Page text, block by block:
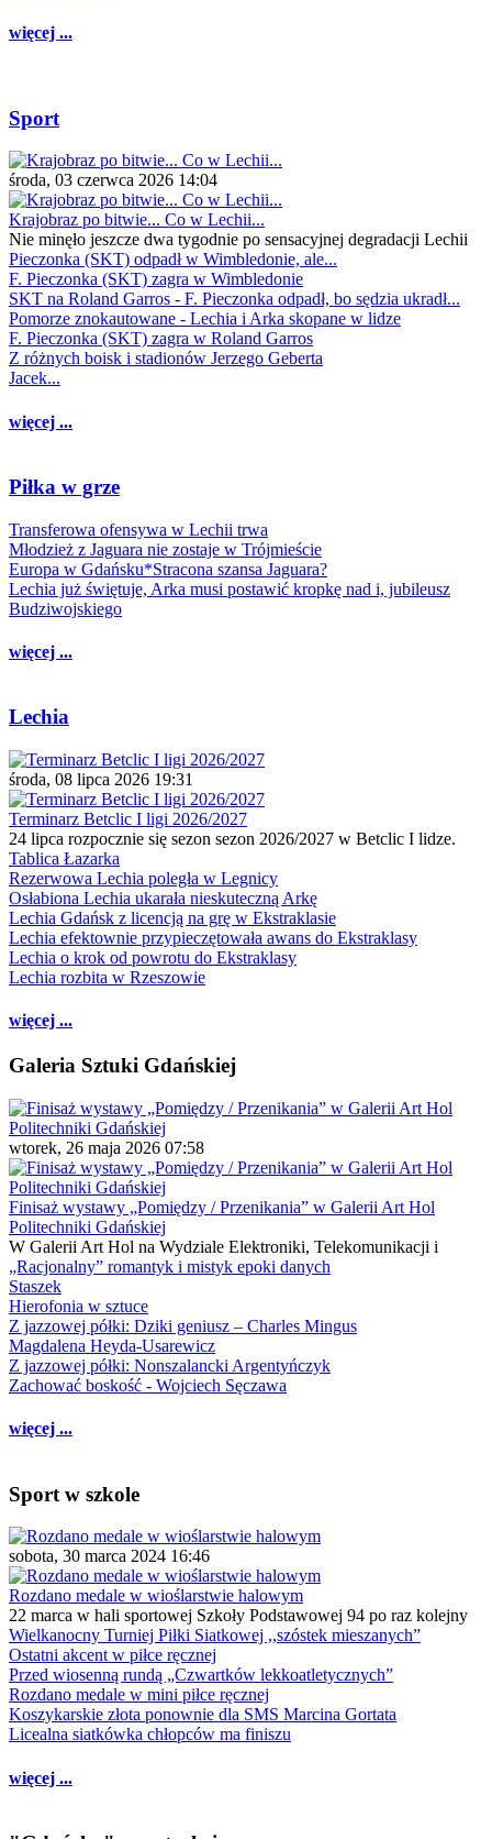
więcej ...
Sport
środa, 03 czerwca 2026 14:04
Krajobraz po bitwie... Co w Lechii...
Nie minęło jeszcze dwa tygodnie po sensacyjnej degradacji Lechii
Pieczonka (SKT) odpadł w Wimbledonie, ale...
F. Pieczonka (SKT) zagra w Wimbledonie
SKT na Roland Garros - F. Pieczonka odpadł, bo sędzia ukradł...
Pomorze znokautowane - Lechia i Arka skopane w lidze
F. Pieczonka (SKT) zagra w Roland Garros
Z różnych boisk i stadionów Jerzego Geberta
Jacek...
więcej ...
Piłka w grze
Transferowa ofensywa w Lechii trwa
Młodzież z Jaguara nie zostaje w Trójmieście
Europa w Gdańsku*Stracona szansa Jaguara?
Lechia już świętuje, Arka musi postawić kropkę nad i, jubileusz
Budziwojskiego
więcej ...
Lechia
środa, 08 lipca 2026 19:31
Terminarz Betclic I ligi 2026/2027
24 lipca rozpocznie się sezon sezon 2026/2027 w Betclic I lidze.
Tablica Łazarka
Rezerwowa Lechia poległa w Legnicy
Osłabiona Lechia ukarała nieskuteczną Arkę
Lechia Gdańsk z licencją na grę w Ekstraklasie
Lechia efektownie przypieczętowała awans do Ekstraklasy
Lechia o krok od powrotu do Ekstraklasy
Lechia rozbita w Rzeszowie
więcej ...
Galeria Sztuki Gdańskiej
wtorek, 26 maja 2026 07:58
Finisaż wystawy „Pomiędzy / Przenikania” w Galerii Art Hol
Politechniki Gdańskiej
W Galerii Art Hol na Wydziale Elektroniki, Telekomunikacji i
„Racjonalny” romantyk i mistyk epoki danych
Staszek
Hierofonia w sztuce
Z jazzowej półki: Dziki geniusz – Charles Mingus
Magdalena Heyda-Usarewicz
Z jazzowej półki: Nonszalancki Argentyńczyk
Zachować boskość - Wojciech Sęczawa
więcej ...
Sport w szkole
sobota, 30 marca 2024 16:46
Rozdano medale w wioślarstwie halowym
22 marca w hali sportowej Szkoły Podstawowej 94 po raz kolejny
Wielkanocny Turniej Piłki Siatkowej ,,szóstek mieszanych”
Ostatni akcent w piłce ręcznej
Przed wiosenną rundą „Czwartków lekkoatletycznych”
Rozdano medale w mini piłce ręcznej
Koszykarskie złota ponownie dla SMS Marcina Gortata
Licealna siatkówka chłopców ma finiszu
więcej ...